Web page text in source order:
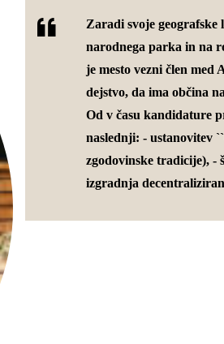
Zaradi svoje geografske
narodnega parka in na
je mesto vezni člen
dejstvo, da ima občina
Od v času kandidature
naslednji: - ustanovitev
zgodovinske tradicije), -
izgradnja